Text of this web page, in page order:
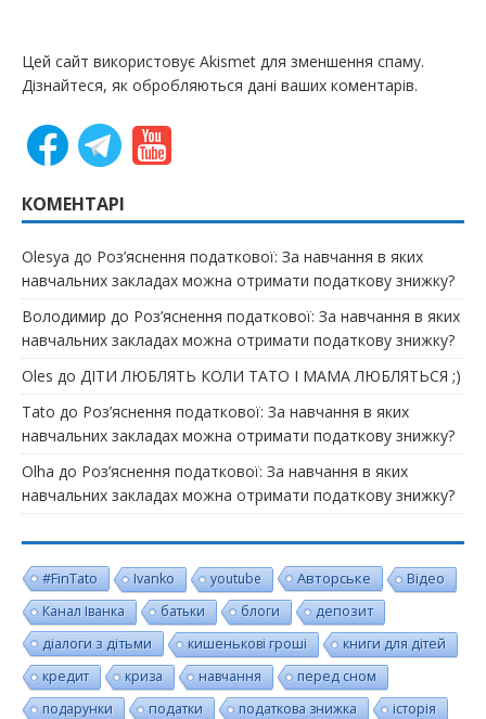
Цей сайт використовує Akismet для зменшення спаму.
Дізнайтеся, як обробляються дані ваших коментарів.
КОМЕНТАРІ
Olesya до Роз’яснення податкової: За навчання в яких
навчальних закладах можна отримати податкову знижку?
Володимир до Роз’яснення податкової: За навчання в яких
навчальних закладах можна отримати податкову знижку?
Oles до ДІТИ ЛЮБЛЯТЬ КОЛИ ТАТО І МАМА ЛЮБЛЯТЬСЯ ;)
Tato до Роз’яснення податкової: За навчання в яких
навчальних закладах можна отримати податкову знижку?
Olha до Роз’яснення податкової: За навчання в яких
навчальних закладах можна отримати податкову знижку?
#FinTato Ivanko youtube Авторське
Відео
Канал Іванка
батьки блоги депозит
діалоги з дітьми кишенькові гроші
книги для дітей
кредит
криза навчання
перед сном
подарунки
податки податкова знижка історія